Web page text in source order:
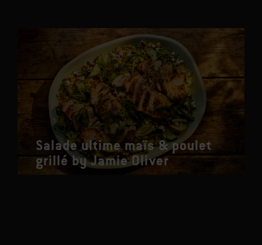
Salade ultime maïs & poulet
grillé by Jamie Oliver